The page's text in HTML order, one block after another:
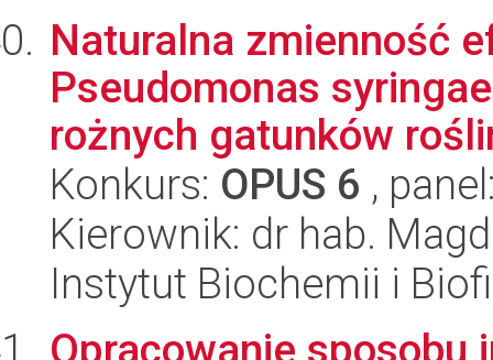
Naturalna zmienność
Pseudomonas
rożnych gatunków
Konkurs: OPUS 6 ,
Kierownik: dr hab.
Instytut Biochemii i
Opracowanie